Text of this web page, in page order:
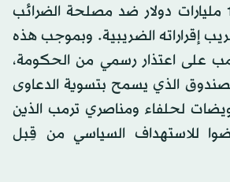
للمطالبة بقيمة 10 مليارات دولار ضد مصلحة الضرائب
إقراراته الضريبية. وبموجب هذه
على اعتذار رسمي من الحكومة،
الذي يسمح بتسوية الدعاوى
لحلفاء ومناصري ترمب الذين
للاستهداف السياسي من قِبل